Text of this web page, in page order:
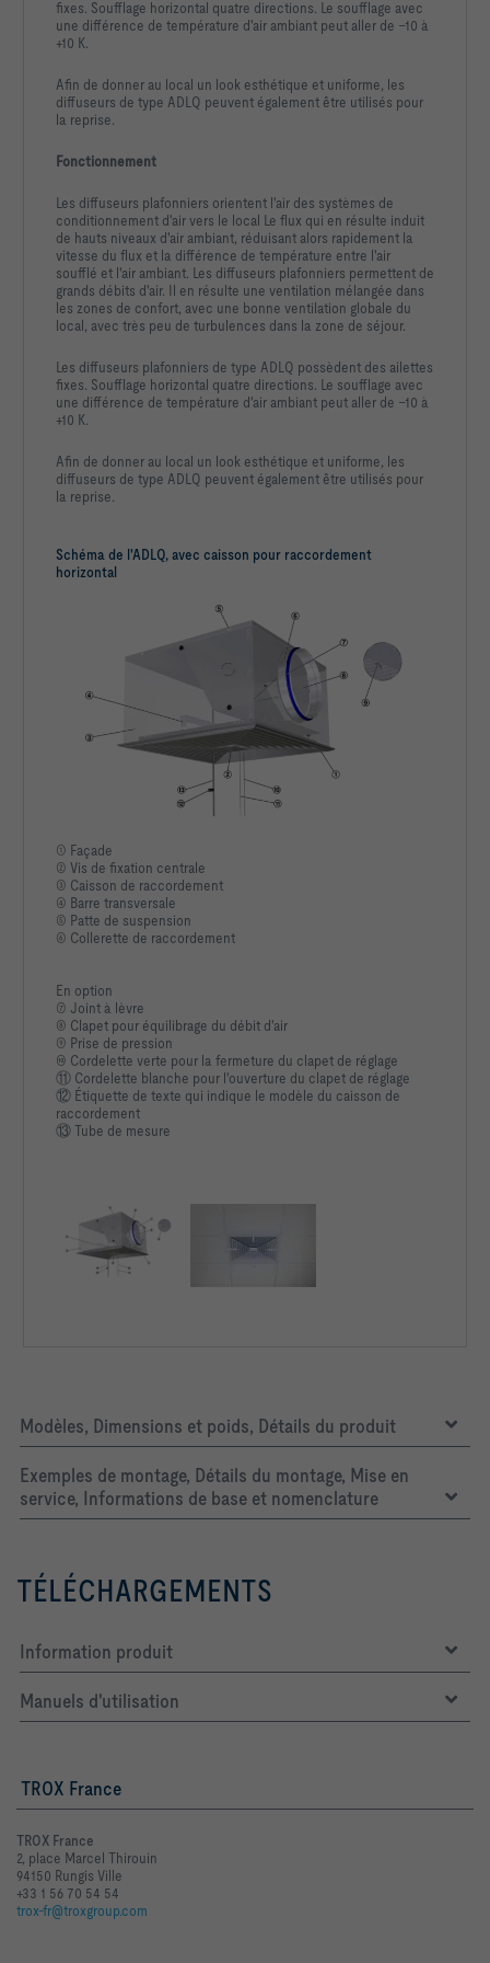
Schéma de l'ADLQ, avec caisson pour raccordement
horizontal
① Façade
② Vis de fixation centrale
③ Caisson de raccordement
④ Barre transversale
⑤ Patte de suspension
⑥ Collerette de raccordement
En option
⑦ Joint à lèvre
⑧ Clapet pour équilibrage du débit d'air
⑨ Prise de pression
⑩ Cordelette verte pour la fermeture du clapet de réglage
⑪ Cordelette blanche pour l'ouverture du clapet de réglage
⑫ Étiquette de texte qui indique le modèle du caisson de
raccordement
⑬ Tube de mesure
fixes. Soufflage horizontal quatre directions. Le soufflage avec
une différence de température d'air ambiant peut aller de –10 à
+10 K.
Afin de donner au local un look esthétique et uniforme, les
diffuseurs de type ADLQ peuvent également être utilisés pour
la reprise.
Fonctionnement
Les diffuseurs plafonniers orientent l'air des systèmes de
conditionnement d'air vers le local Le flux qui en résulte induit
de hauts niveaux d'air ambiant, réduisant alors rapidement la
vitesse du flux et la différence de température entre l'air
soufflé et l'air ambiant. Les diffuseurs plafonniers permettent de
grands débits d'air. Il en résulte une ventilation mélangée dans
les zones de confort, avec une bonne ventilation globale du
local, avec très peu de turbulences dans la zone de séjour.
Les diffuseurs plafonniers de type ADLQ possèdent des ailettes
fixes. Soufflage horizontal quatre directions. Le soufflage avec
une différence de température d'air ambiant peut aller de –10 à
+10 K.
Afin de donner au local un look esthétique et uniforme, les
diffuseurs de type ADLQ peuvent également être utilisés pour
la reprise.
Modèles, Dimensions et poids, Détails du produit
Exemples de montage, Détails du montage, Mise en
service, Informations de base et nomenclature
TÉLÉCHARGEMENTS
Information produit
Manuels d'utilisation
TROX France
TROX France
2, place Marcel Thirouin
94150 Rungis Ville
+33 1 56 70 54 54
trox-fr@troxgroup.com